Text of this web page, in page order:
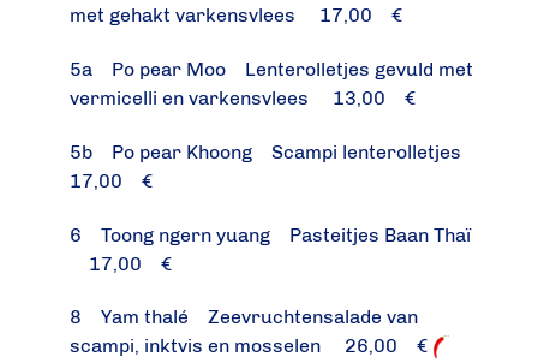
met gehakt varkensvlees 17,00 €
5a Po pear Moo Lenterolletjes gevuld met
vermicelli en varkensvlees 13,00 €
5b Po pear Khoong Scampi lenterolletjes
17,00 €
6 Toong ngern yuang Pasteitjes Baan Thaï
17,00 €
8 Yam thalé Zeevruchtensalade van
scampi, inktvis en mosselen 26,00 €